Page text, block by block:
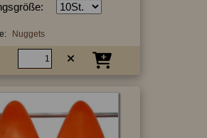
Nuggets